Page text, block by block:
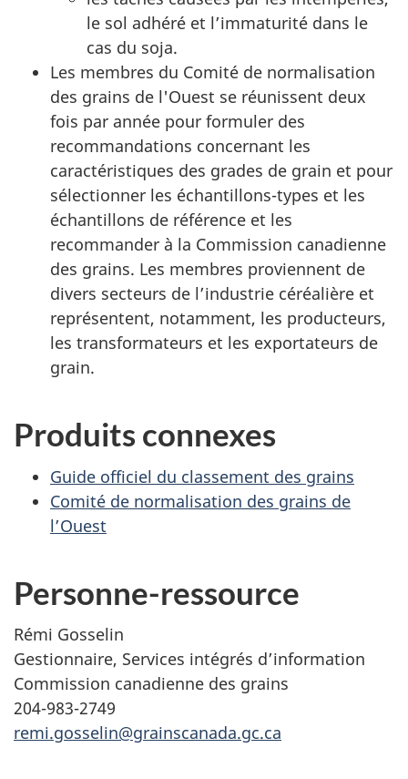
le sol adhéré et l’immaturité dans le
cas du soja.
Les membres du Comité de normalisation
des grains de l'Ouest se réunissent deux
fois par année pour formuler des
recommandations concernant les
caractéristiques des grades de grain et pour
sélectionner les échantillons-types et les
échantillons de référence et les
recommander à la Commission canadienne
des grains. Les membres proviennent de
divers secteurs de l’industrie céréalière et
représentent, notamment, les producteurs,
les transformateurs et les exportateurs de
grain.
Produits connexes
Guide officiel du classement des grains
Comité de normalisation des grains de
l’Ouest
Personne-ressource
Rémi Gosselin
Gestionnaire, Services intégrés d’information
Commission canadienne des grains
204-983-2749
remi.gosselin@grainscanada.gc.ca